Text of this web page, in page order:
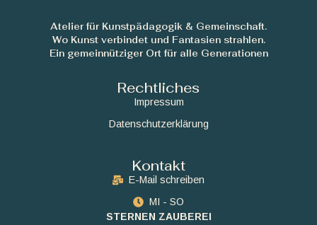
Atelier für Kunstpädagogik & Gemeinschaft.
Wo Kunst verbindet und Fantasien strahlen.
Ein gemeinnütziger Ort für alle Generationen
Rechtliches
Impressum
Datenschutzerklärung
Kontakt
E-Mail schreiben
MI - SO
STERNEN ZAUBEREI